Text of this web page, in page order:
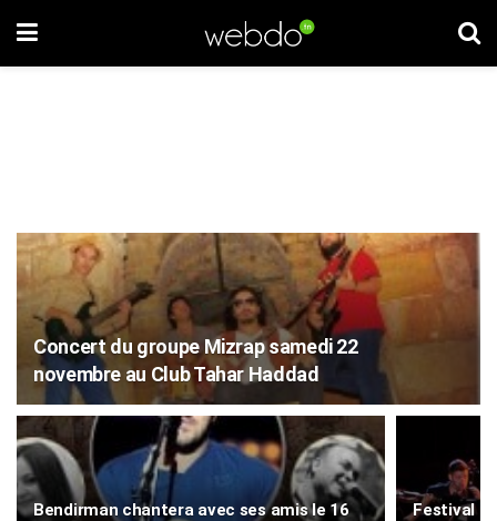
Concert du groupe Mizrap samedi 22
novembre au Club Tahar Haddad
Bendirman chantera avec ses amis le 16
Festival